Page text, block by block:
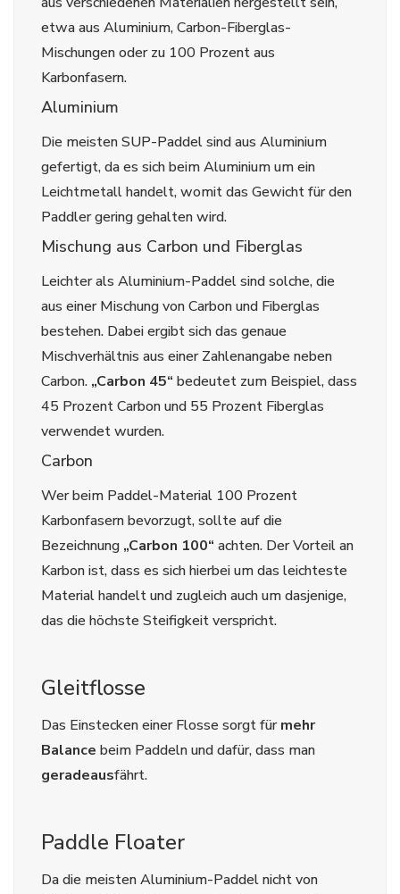
etwa aus Aluminium, Carbon-Fiberglas-
Mischungen oder zu 100 Prozent aus
Karbonfasern.
Aluminium
Die meisten SUP-Paddel sind aus Aluminium
gefertigt, da es sich beim Aluminium um ein
Leichtmetall handelt, womit das Gewicht für den
Paddler gering gehalten wird.
Mischung aus Carbon und Fiberglas
Leichter als Aluminium-Paddel sind solche, die
aus einer Mischung von Carbon und Fiberglas
bestehen. Dabei ergibt sich das genaue
Mischverhältnis aus einer Zahlenangabe neben
Carbon. „Carbon 45“ bedeutet zum Beispiel, dass
45 Prozent Carbon und 55 Prozent Fiberglas
verwendet wurden.
Carbon
Wer beim Paddel-Material 100 Prozent
Karbonfasern bevorzugt, sollte auf die
Bezeichnung „Carbon 100“ achten. Der Vorteil an
Karbon ist, dass es sich hierbei um das leichteste
Material handelt und zugleich auch um dasjenige,
das die höchste Steifigkeit verspricht.
Gleitflosse
Das Einstecken einer Flosse sorgt fürmehr
Balance beim Paddeln und dafür, dass man
geradeausfährt.
Paddle Floater
Da die meisten Aluminium-Paddel nicht von